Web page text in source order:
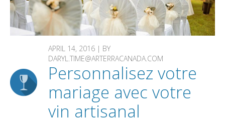
APRIL 14, 2016 | BY
DARYL.TIME@ARTERRACANADA.COM
Personnalisez votre
mariage avec votre
vin artisanal